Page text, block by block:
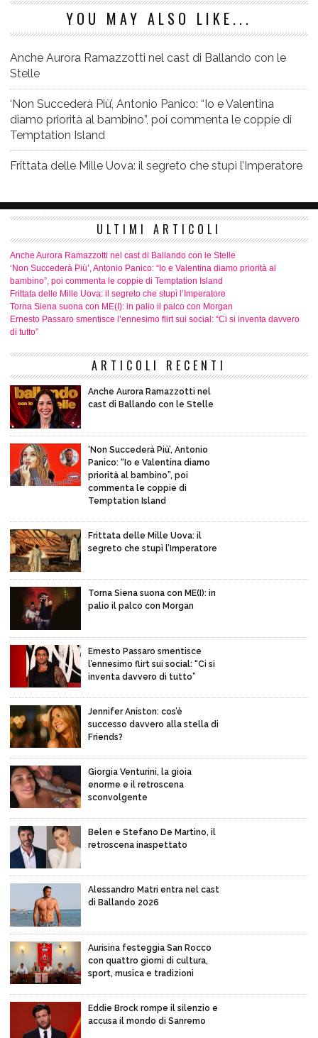
YOU MAY ALSO LIKE...
Anche Aurora Ramazzotti nel cast di Ballando con le
Stelle
‘Non Succederà Più’, Antonio Panico: “Io e Valentina
diamo priorità al bambino”, poi commenta le coppie di
Temptation Island
Frittata delle Mille Uova: il segreto che stupì l’Imperatore
ULTIMI ARTICOLI
Anche Aurora Ramazzotti nel cast di Ballando con le Stelle
‘Non Succederà Più’, Antonio Panico: “Io e Valentina diamo priorità al
bambino”, poi commenta le coppie di Temptation Island
Frittata delle Mille Uova: il segreto che stupì l’Imperatore
Torna Siena suona con ME(I): in palio il palco con Morgan
Ernesto Passaro smentisce l’ennesimo flirt sui social: “Ci si inventa davvero
di tutto”
ARTICOLI RECENTI
Anche Aurora Ramazzotti nel
cast di Ballando con le Stelle
‘Non Succederà Più’, Antonio
Panico: “Io e Valentina diamo
priorità al bambino”, poi
commenta le coppie di
Temptation Island
Frittata delle Mille Uova: il
segreto che stupì l’Imperatore
Torna Siena suona con ME(I): in
palio il palco con Morgan
Ernesto Passaro smentisce
l’ennesimo flirt sui social: “Ci si
inventa davvero di tutto”
Jennifer Aniston: cos’è
successo davvero alla stella di
Friends?
Giorgia Venturini, la gioia
enorme e il retroscena
sconvolgente
Belen e Stefano De Martino, il
retroscena inaspettato
Alessandro Matri entra nel cast
di Ballando 2026
Aurisina festeggia San Rocco
con quattro giorni di cultura,
sport, musica e tradizioni
Eddie Brock rompe il silenzio e
accusa il mondo di Sanremo